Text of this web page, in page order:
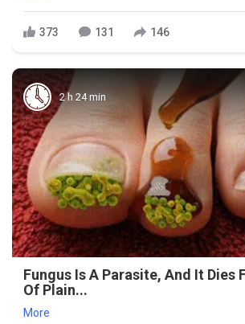
373 131 146
2 h 24 min
Fungus Is A Parasite, And It Dies
Of Plain...
More